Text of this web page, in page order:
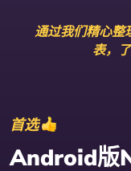
通过我们精心整
表，
首选
Android版